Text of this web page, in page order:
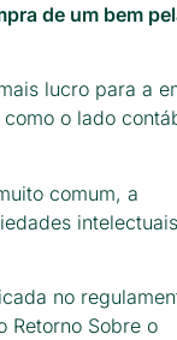
de um bem
lucro para a
o lado
comum, a
no
Retorno Sobre o